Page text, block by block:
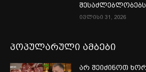
შესაძლებლობებს
ივლისი 31, 2026
პოპულარული ამბები
არ შეიძინოთ